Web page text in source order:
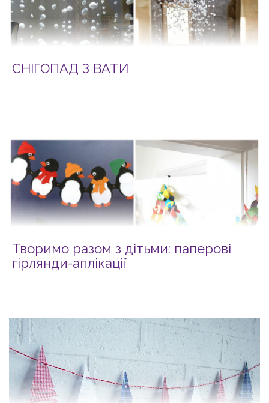
СНІГОПАД З ВАТИ
Творимо разом з дітьми: паперові
гірлянди-аплікації